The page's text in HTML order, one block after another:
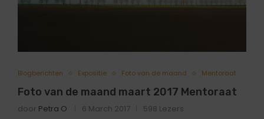
Blogberichten Expositie Foto van de maand Mentoraat
Foto van de maand maart 2017 Mentoraat
door Petra O 6 March 2017 598 Lezers